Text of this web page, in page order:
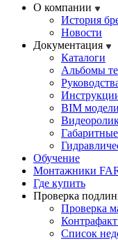
О компании
История
Новости
Документация
Каталоги
Альбомы
BIM модели
Обучение
Монтажники
Где купить
Проверка
Проверка
Cписок